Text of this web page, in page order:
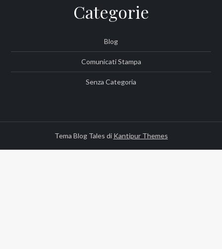
Categorie
Blog
Comunicati Stampa
Senza Categoria
Tema Blog Tales di Kantipur Themes